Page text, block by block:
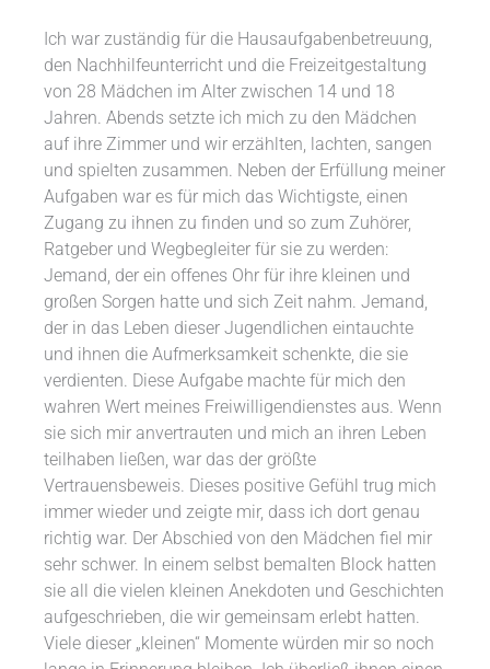
Ich war zuständig für die Hausaufgabenbetreuung,
den Nachhilfeunterricht und die Freizeitgestaltung
von 28 Mädchen im Alter zwischen 14 und 18
Jahren. Abends setzte ich mich zu den Mädchen
auf ihre Zimmer und wir erzählten, lachten, sangen
und spielten zusammen. Neben der Erfüllung meiner
Aufgaben war es für mich das Wichtigste, einen
Zugang zu ihnen zu finden und so zum Zuhörer,
Ratgeber und Wegbegleiter für sie zu werden:
Jemand, der ein offenes Ohr für ihre kleinen und
großen Sorgen hatte und sich Zeit nahm. Jemand,
der in das Leben dieser Jugendlichen eintauchte
und ihnen die Aufmerksamkeit schenkte, die sie
verdienten. Diese Aufgabe machte für mich den
wahren Wert meines Freiwilligendienstes aus. Wenn
sie sich mir anvertrauten und mich an ihren Leben
teilhaben ließen, war das der größte
Vertrauensbeweis. Dieses positive Gefühl trug mich
immer wieder und zeigte mir, dass ich dort genau
richtig war. Der Abschied von den Mädchen fiel mir
sehr schwer. In einem selbst bemalten Block hatten
sie all die vielen kleinen Anekdoten und Geschichten
aufgeschrieben, die wir gemeinsam erlebt hatten.
Viele dieser „kleinen“ Momente würden mir so noch